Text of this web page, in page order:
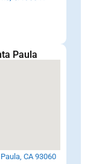
Paula
CA 93060